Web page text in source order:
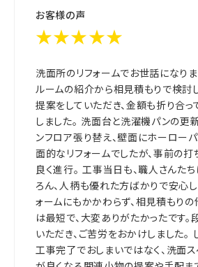
お客様の声
★★★★★
洗面所のリフォームでお世話になり
ルームの紹介から相見積もりで検討
提案をしていただき、金額も折り合
しました。 洗面台と洗濯機パンの更
ンフロア張り替え、壁面にホーロー
面的なリフォームでしたが、事前の
良く進行。 工事当日も、職人さんた
ろん、人柄も優れた方ばかりで安心し
ォームにもかかわらず、相見積もり
は最短で、大変ありがたかったです。
いただき、ご苦労をおかけしました。
工事完了でおしまいではなく、洗面